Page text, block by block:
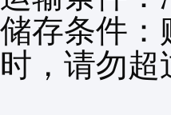
储存条件：
时，请勿超